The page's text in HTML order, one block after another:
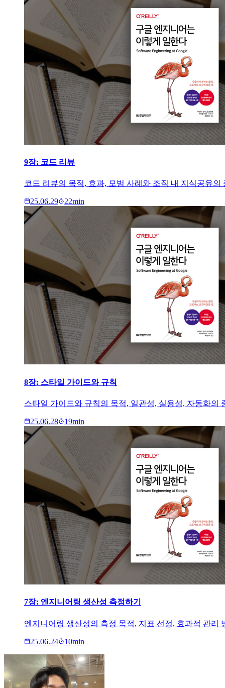
9장: 코드 리뷰
코드 리뷰의 목적, 효과, 모범 사례와 조직 내 지식공유의
25.06.29 22min
8장: 스타일 가이드와 규칙
스타일 가이드와 규칙의 목적, 일관성, 실용성, 자동화의
25.06.28 19min
7장: 엔지니어링 생산성 측정하기
엔지니어링 생산성의 측정 목적, 지표 선정, 효과적 관리
25.06.24 10min